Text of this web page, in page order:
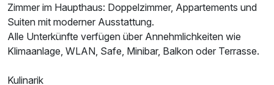
Chalet B
2 Erwachsene und 2 Kinder
Zimmer im Haupthaus: Doppelzimmer, Appartements und
Suiten mit moderner Ausstattung.
Alle Unterkünfte verfügen über Annehmlichkeiten wie
Klimaanlage, WLAN, Safe, Minibar, Balkon oder Terrasse.
Kulinarik